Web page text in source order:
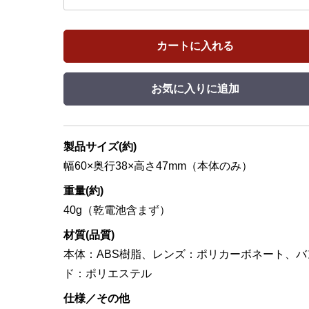
カートに入れる
お気に入りに追加
製品サイズ(約)
幅60×奥行38×高さ47mm（本体のみ）
重量(約)
40g（乾電池含まず）
材質(品質)
本体：ABS樹脂、レンズ：ポリカーボネート、バ
ド：ポリエステル
仕様／その他